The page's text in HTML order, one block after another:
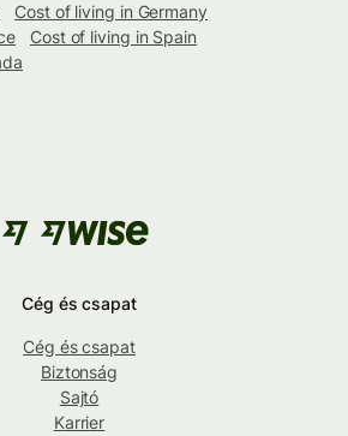
Cost of living in Germany
Cost of living in Spain
Cég és csapat
Cég és csapat
Biztonság
Sajtó
Karrier